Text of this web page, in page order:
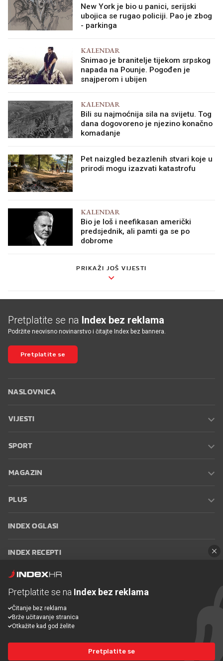
New York je bio u panici, serijski
ubojica se rugao policiji. Pao je zbog
- parkinga
KALENDAR
Snimao je branitelje tijekom srpskog
napada na Pounje. Pogođen je
snajperom i ubijen
KALENDAR
Bili su najmoćnija sila na svijetu. Tog
dana dogovoreno je njezino konačno
komadanje
Pet naizgled bezazlenih stvari koje u
prirodi mogu izazvati katastrofu
KALENDAR
Bio je loš i neefikasan američki
predsjednik, ali pamti ga se po
dobrome
PRIKAŽI JOŠ VIJESTI
Pretplatite se na Index bez reklama
Podržite neovisno novinarstvo i čitajte Index bez bannera.
Pretplatite se
NASLOVNICA
VIJESTI
SPORT
MAGAZIN
PLUS
INDEX OGLASI
INDEX RECEPTI
INFO
Oglašavanje Zaposli se na Indexu
korištenja
Postavke kolačića
Pretplatite se na Index bez reklama
Čitanje bez reklama
Brže učitavanje stranica
Otkažite kad god želite
Pretplatite se